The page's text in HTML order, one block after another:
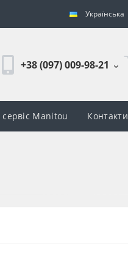
Українська
+38 (097) 009-98-21
Manitou Контакти